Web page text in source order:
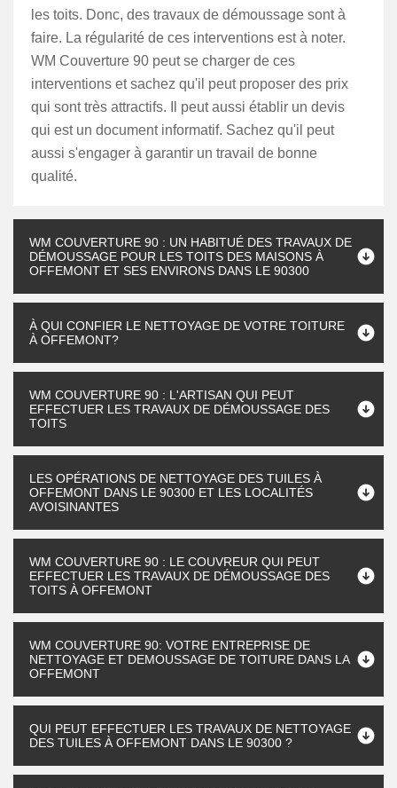
les toits. Donc, des travaux de démoussage sont à
faire. La régularité de ces interventions est à noter.
WM Couverture 90 peut se charger de ces
interventions et sachez qu'il peut proposer des prix
qui sont très attractifs. Il peut aussi établir un devis
qui est un document informatif. Sachez qu'il peut
aussi s'engager à garantir un travail de bonne
qualité.
WM COUVERTURE 90 : UN HABITUÉ DES TRAVAUX DE
DÉMOUSSAGE POUR LES TOITS DES MAISONS À
OFFEMONT ET SES ENVIRONS DANS LE 90300
À QUI CONFIER LE NETTOYAGE DE VOTRE TOITURE
À OFFEMONT?
WM COUVERTURE 90 : L'ARTISAN QUI PEUT
EFFECTUER LES TRAVAUX DE DÉMOUSSAGE DES
TOITS
LES OPÉRATIONS DE NETTOYAGE DES TUILES À
OFFEMONT DANS LE 90300 ET LES LOCALITÉS
AVOISINANTES
WM COUVERTURE 90 : LE COUVREUR QUI PEUT
EFFECTUER LES TRAVAUX DE DÉMOUSSAGE DES
TOITS À OFFEMONT
WM COUVERTURE 90: VOTRE ENTREPRISE DE
NETTOYAGE ET DEMOUSSAGE DE TOITURE DANS LA
OFFEMONT
QUI PEUT EFFECTUER LES TRAVAUX DE NETTOYAGE
DES TUILES À OFFEMONT DANS LE 90300 ?